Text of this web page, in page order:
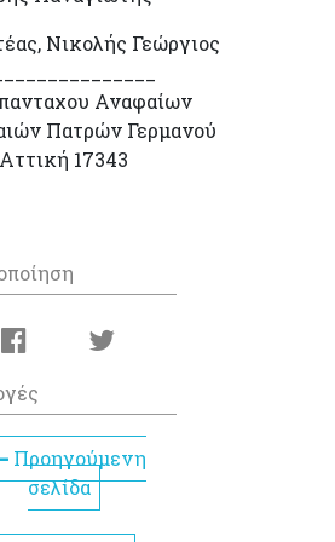
Νικολής Γεώργιος
Αναφαίων
Πατρών Γερμανού
17343
Προηγούμενη
σελίδα